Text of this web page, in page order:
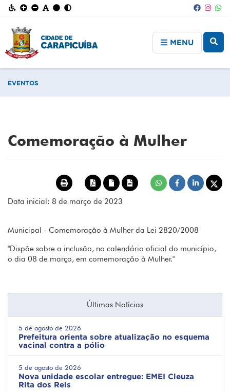
MENU
EVENTOS
Comemoração à Mulher
Data inicial: 8 de março de 2023
Municipal - Comemoração à Mulher da Lei 2820/2008
"Dispõe sobre a inclusão, no calendário oficial do município,
o dia 08 de março, em comemoração à Mulher."
Últimas Notícias
5 de agosto de 2026
Prefeitura orienta sobre atualização no esquema
vacinal contra a pólio
5 de agosto de 2026
Nova unidade escolar entregue: EMEI Cleuza
Rita dos Reis